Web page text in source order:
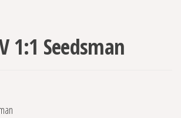
1:1 Seedsman